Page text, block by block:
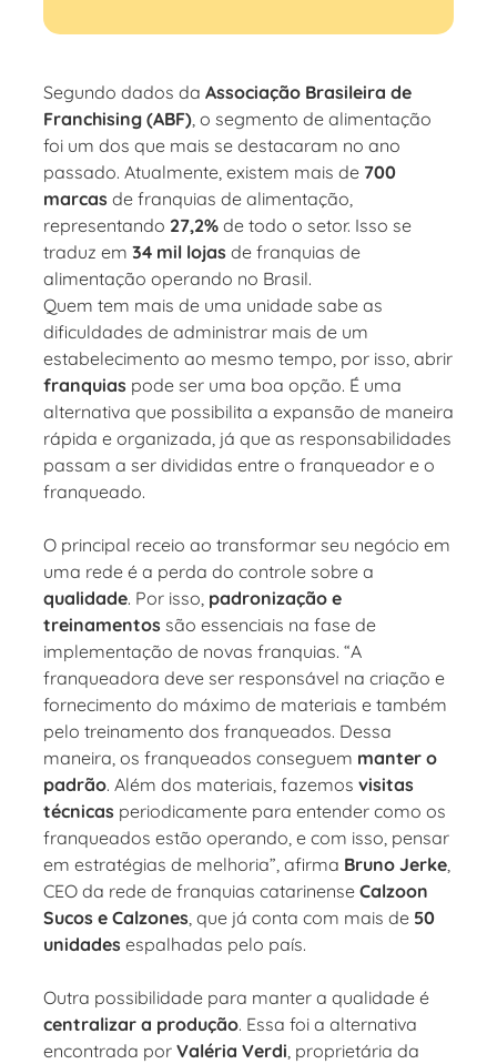
Segundo dados da Associação Brasileira de
Franchising (ABF) , o segmento de alimentação
foi um dos que mais se destacaram no ano
passado. Atualmente, existem mais de 700
marcas de franquias de alimentação,
representando 27,2% de todo o setor. Isso se
traduz em 34 mil lojas de franquias de
alimentação operando no Brasil.
Quem tem mais de uma unidade sabe as
dificuldades de administrar mais de um
estabelecimento ao mesmo tempo, por isso, abrir
franquias pode ser uma boa opção. É uma
alternativa que possibilita a expansão de maneira
rápida e organizada, já que as responsabilidades
passam a ser divididas entre o franqueador e o
franqueado.
O principal receio ao transformar seu negócio em
uma rede é a perda do controle sobre a
qualidade. Por isso, padronização e
treinamentos são essenciais na fase de
implementação de novas franquias. “A
franqueadora deve ser responsável na criação e
fornecimento do máximo de materiais e também
pelo treinamento dos franqueados. Dessa
maneira, os franqueados conseguem manter o
padrão. Além dos materiais, fazemos visitas
técnicas periodicamente para entender como os
franqueados estão operando, e com isso, pensar
em estratégias de melhoria”, afirma Bruno Jerke
CEO da rede de franquias catarinense Calzoon
Sucos e Calzones , que já conta com mais de 50
unidades espalhadas pelo país.
Outra possibilidade para manter a qualidade é
centralizar a produção. Essa foi a alternativa
encontrada por Valéria Verdi , proprietária da